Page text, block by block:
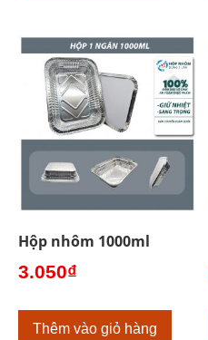
Hộp nhôm 1000ml
3.050₫
Thêm vào giỏ hàng